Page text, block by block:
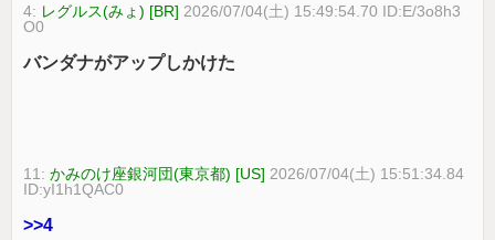
4: レグルス(みょ) [BR] 2026/07/04(土) 15:49:54.70 ID:E/3o8h3
O0
バンダナがアップしかけた
11:かみのけ座銀河団(東京都) [US] 2026/07/04(土) 15:51:34.84
ID:yI1h1QAC0
>>4